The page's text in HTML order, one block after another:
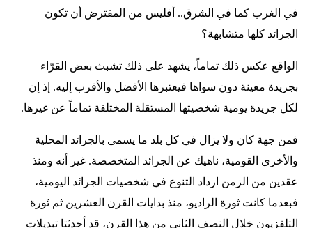
في الغرب كما في الشرق.. أفليس من المفترض أن تكون
الجرائد كلها متشابهة؟
الواقع عكس ذلك تماماً، يشهد على ذلك تشبث بعض القرّاء
بجريدة معينة دون سواها فيعتبرها الأفضل والأقرب إليه. إذ إن
لكل جريدة يومية شخصيتها المستقلة المختلفة تماماً عن غيرها.
فمن جهة كان ولا يزال في كل بلد ما يسمى بالجرائد المحلية
والأخرى القومية، ناهيك عن الجرائد المتخصصة. غير أنه ومنذ
عقدين من الزمن ازداد التنوع في شخصيات الجرائد اليومية،
فبعدما كانت ثورة الراديو، منذ بدايات القرن العشرين ثم ثورة
التلفزيون خلال النصف الثاني من هذا القرن، قد أحدثتا تبديلات